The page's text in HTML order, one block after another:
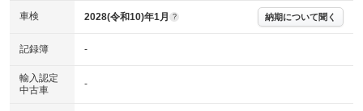
車検 2028(令和10)年1月 ? 納期について聞く
記録簿 -
輸入認定
中古車
-